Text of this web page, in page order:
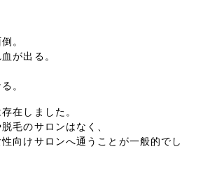
。
が出る。
。
在しました。
毛のサロンはなく、
向けサロンへ通うことが一般的でし
県
県 香川県